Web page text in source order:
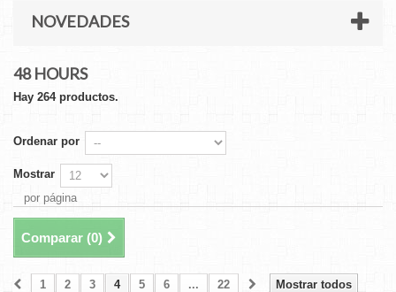
NOVEDADES
48 HOURS
Hay 264 productos.
Ordenar por
Mostrar
por página
Comparar (0)
Mostrar todos
1 2 3 4 5 6 ... 22